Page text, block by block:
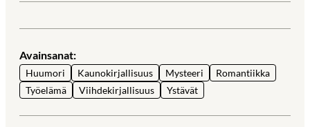
Avainsanat:
Huumori Kaunokirjallisuus Mysteeri
Romantiikka
Työelämä
Viihdekirjallisuus Ystävät